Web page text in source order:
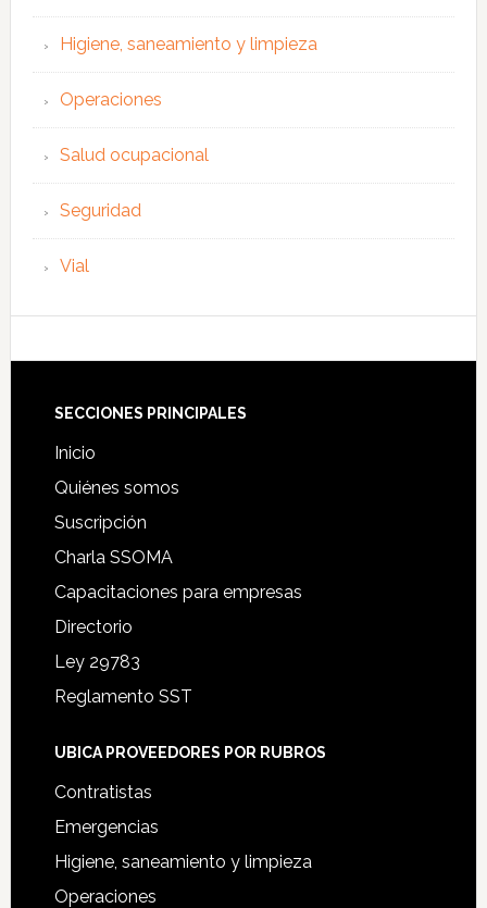
Higiene, saneamiento y limpieza
Operaciones
Salud ocupacional
Seguridad
Vial
Footer
SECCIONES PRINCIPALES
Inicio
Quiénes somos
Suscripción
Charla SSOMA
Capacitaciones para empresas
Directorio
Ley 29783
Reglamento SST
UBICA PROVEEDORES POR RUBROS
Contratistas
Emergencias
Higiene, saneamiento y limpieza
Operaciones